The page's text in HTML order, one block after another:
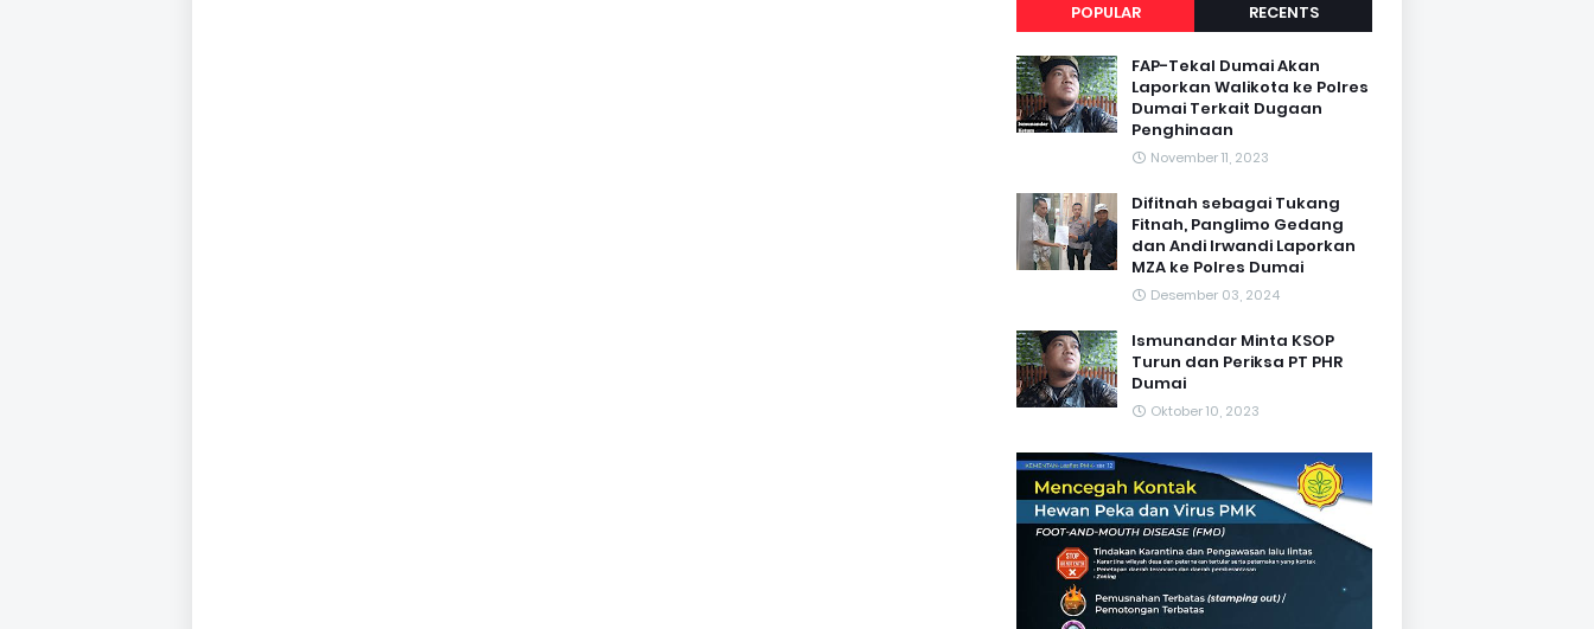
POPULAR RECENTS
FAP-Tekal Dumai Akan
Laporkan Walikota ke Polres
Dumai Terkait Dugaan
Penghinaan
November 11, 2023
Difitnah sebagai Tukang
Fitnah, Panglimo Gedang
dan Andi Irwandi Laporkan
MZA ke Polres Dumai
Desember 03, 2024
Ismunandar Minta KSOP
Turun dan Periksa PT PHR
Dumai
Oktober 10, 2023